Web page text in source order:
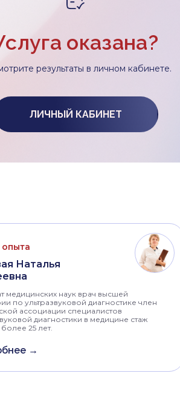
оказана?
результаты в личном кабинете.
ЛИЧНЫЙ КАБИНЕТ
опыта
Наталья
медицинских наук врач высшей
по ультразвуковой диагностике член
ассоциации специалистов
диагностики в медицине стаж
25 лет.
→